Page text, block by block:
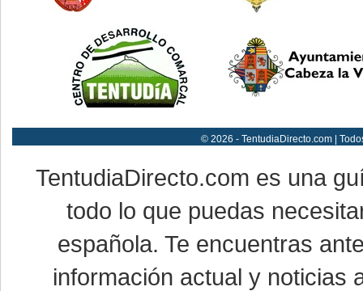
© 2026 - TentudiaDirecto.com |
TentudiaDirecto.com es una
todo lo que puedas
española. Te encuentras
información actual y noticias